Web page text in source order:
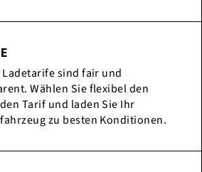
Ladetarife sind fair und
Wählen Sie flexibel den
Tarif und laden Sie Ihr
zu besten Konditionen.